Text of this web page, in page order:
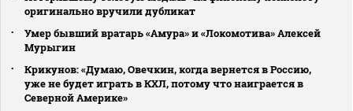
оригинально вручили дубликат
Умер бывший вратарь «Амура» и «Локомотива» Алексей
Мурыгин
Крикунов: «Думаю, Овечкин, когда вернется в Россию,
уже не будет играть в КХЛ, потому что наиграется в
Северной Америке»